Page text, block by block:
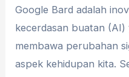
Google Bard adalah
kecerdasan buatan
membawa perubahan
aspek kehidupan kita.